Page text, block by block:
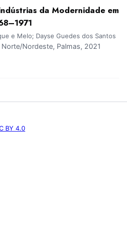
da Modernidade em
e Melo; Dayse Guedes dos Santos
Nordeste, Palmas, 2021
BY 4.0